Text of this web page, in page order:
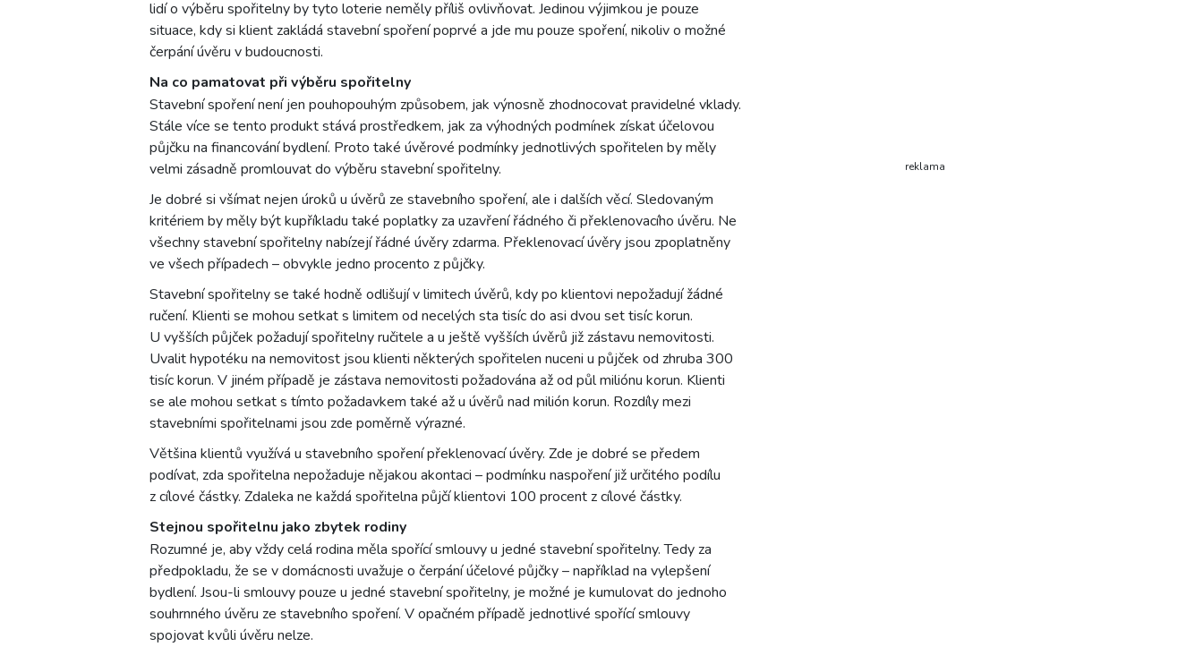
lidí o výběru spořitelny by tyto loterie neměly příliš ovlivňovat. Jedinou výjimkou je pouze
situace, kdy si klient zakládá stavební spoření poprvé a jde mu pouze spoření, nikoliv o možné
čerpání úvěru v budoucnosti.
Na co pamatovat při výběru spořitelny
Stavební spoření není jen pouhopouhým způsobem, jak výnosně zhodnocovat pravidelné vklady.
Stále více se tento produkt stává prostředkem, jak za výhodných podmínek získat účelovou
půjčku na financování bydlení. Proto také úvěrové podmínky jednotlivých spořitelen by měly
velmi zásadně promlouvat do výběru stavební spořitelny.
Je dobré si všímat nejen úroků u úvěrů ze stavebního spoření, ale i dalších věcí. Sledovaným
kritériem by měly být kupříkladu také poplatky za uzavření řádného či překlenovacího úvěru. Ne
všechny stavební spořitelny nabízejí řádné úvěry zdarma. Překlenovací úvěry jsou zpoplatněny
ve všech případech – obvykle jedno procento z půjčky.
Stavební spořitelny se také hodně odlišují v limitech úvěrů, kdy po klientovi nepožadují žádné
ručení. Klienti se mohou setkat s limitem od necelých sta tisíc do asi dvou set tisíc korun.
U vyšších půjček požadují spořitelny ručitele a u ještě vyšších úvěrů již zástavu nemovitosti.
Uvalit hypotéku na nemovitost jsou klienti některých spořitelen nuceni u půjček od zhruba 300
tisíc korun. V jiném případě je zástava nemovitosti požadována až od půl miliónu korun. Klienti
se ale mohou setkat s tímto požadavkem také až u úvěrů nad milión korun. Rozdíly mezi
stavebními spořitelnami jsou zde poměrně výrazné.
Většina klientů využívá u stavebního spoření překlenovací úvěry. Zde je dobré se předem
podívat, zda spořitelna nepožaduje nějakou akontaci – podmínku naspoření již určitého podílu
z cílové částky. Zdaleka ne každá spořitelna půjčí klientovi 100 procent z cílové částky.
Stejnou spořitelnu jako zbytek rodiny
Rozumné je, aby vždy celá rodina měla spořící smlouvy u jedné stavební spořitelny. Tedy za
předpokladu, že se v domácnosti uvažuje o čerpání účelové půjčky – například na vylepšení
bydlení. Jsou-li smlouvy pouze u jedné stavební spořitelny, je možné je kumulovat do jednoho
souhrnného úvěru ze stavebního spoření. V opačném případě jednotlivé spořící smlouvy
spojovat kvůli úvěru nelze.
reklama